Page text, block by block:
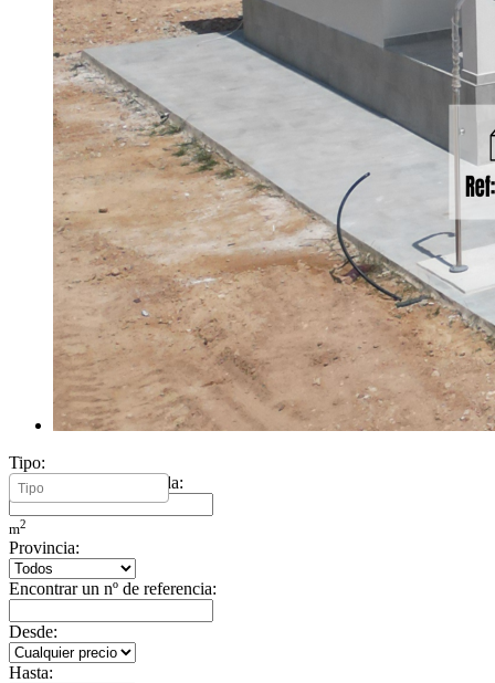
Tipo:
Mínimo metros vivienda:
m2
Provincia:
Encontrar un nº de referencia:
Desde:
Hasta: